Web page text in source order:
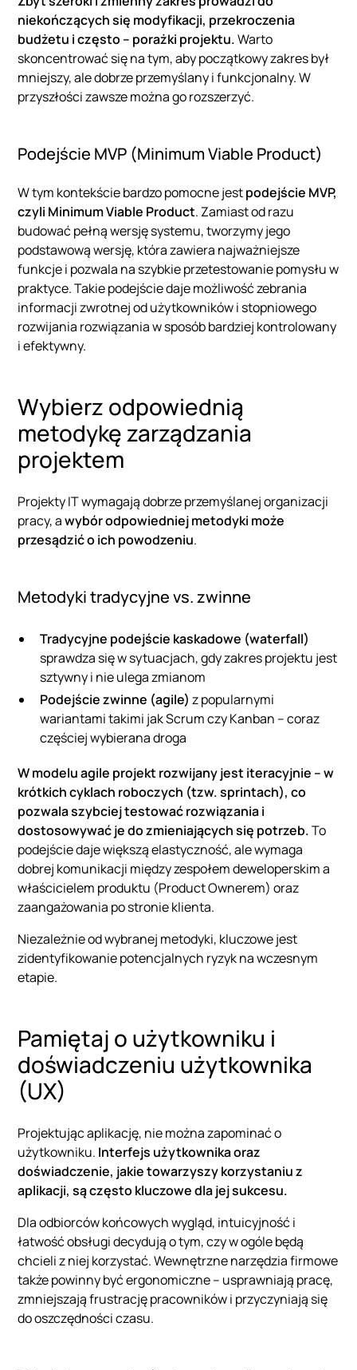
niekończących się modyfikacji, przekroczenia
budżetu i często – porażki projektu.Warto
skoncentrować się na tym, aby początkowy zakres był
mniejszy, ale dobrze przemyślany i funkcjonalny. W
przyszłości zawsze można go rozszerzyć.
Podejście MVP (Minimum Viable Product)
W tym kontekście bardzo pomocne jestpodejście MVP,
czyli Minimum Viable Product. Zamiast od razu
budować pełną wersję systemu, tworzymy jego
podstawową wersję, która zawiera najważniejsze
funkcje i pozwala na szybkie przetestowanie pomysłu w
praktyce. Takie podejście daje możliwość zebrania
informacji zwrotnej od użytkowników i stopniowego
rozwijania rozwiązania w sposób bardziej kontrolowany
i efektywny.
Wybierz odpowiednią
metodykę zarządzania
projektem
Projekty IT wymagają dobrze przemyślanej organizacji
pracy, awybór odpowiedniej metodyki może
przesądzić o ich powodzeniu.
Metodyki tradycyjne vs. zwinne
Tradycyjne podejście kaskadowe (waterfall)
sprawdza się w sytuacjach, gdy zakres projektu jest
sztywny i nie ulega zmianom
Podejście zwinne (agile) z popularnymi
wariantami takimi jak Scrum czy Kanban – coraz
częściej wybierana droga
W modelu agile projekt rozwijany jest iteracyjnie – w
krótkich cyklach roboczych (tzw. sprintach), co
pozwala szybciej testować rozwiązania i
dostosowywać je do zmieniających się potrzeb.To
podejście daje większą elastyczność, ale wymaga
dobrej komunikacji między zespołem deweloperskim a
właścicielem produktu (Product Ownerem) oraz
zaangażowania po stronie klienta.
Niezależnie od wybranej metodyki, kluczowe jest
zidentyfikowanie potencjalnych ryzyk na wczesnym
etapie.
Pamiętaj o użytkowniku i
doświadczeniu użytkownika
(UX)
Projektując aplikację, nie można zapominać o
użytkowniku. Interfejs użytkownika oraz
doświadczenie, jakie towarzyszy korzystaniu z
aplikacji, są często kluczowe dla jej sukcesu.
Dla odbiorców końcowych wygląd, intuicyjność i
łatwość obsługi decydują o tym, czy w ogóle będą
chcieli z niej korzystać. Wewnętrzne narzędzia firmowe
także powinny być ergonomiczne – usprawniają pracę,
zmniejszają frustrację pracowników i przyczyniają się
do oszczędności czasu.